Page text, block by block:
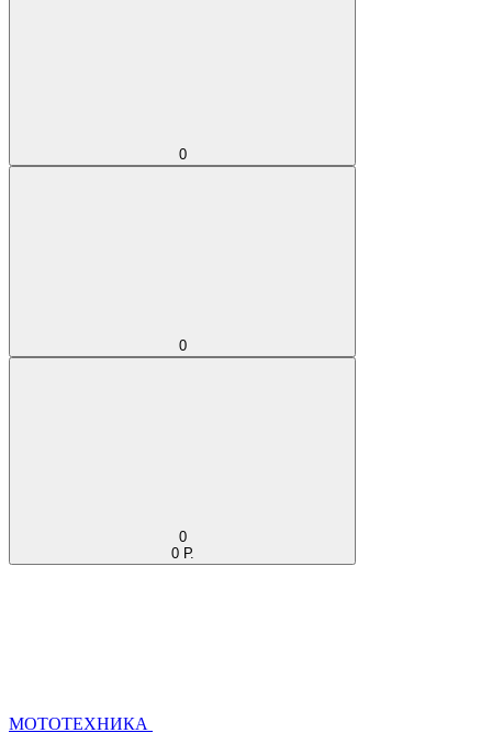
0
0
0
0 Р.
МОТОТЕХНИКА